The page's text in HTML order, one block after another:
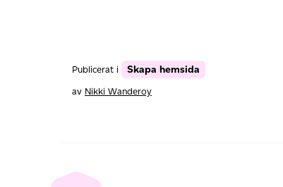
Publicerat i Skapa hemsida
av Nikki Wanderoy